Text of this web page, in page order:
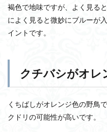
声
4.4
大き
まと
め
褐色で地味ですが、よく見る
によく見ると微妙にブルーが
イントです。
クチバシがオレ
くちばしがオレンジ色の野鳥
クドリの可能性が高いです。